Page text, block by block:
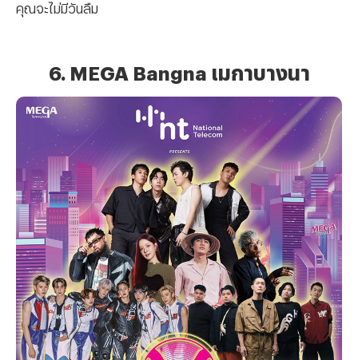
คุณจะไม่มีวันลืม
6. MEGA Bangna เมกาบางนา